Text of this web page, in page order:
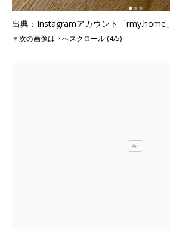
出典：Instagramアカウント「rmy.home」
▼次の画像は下へスクロール (4/5)